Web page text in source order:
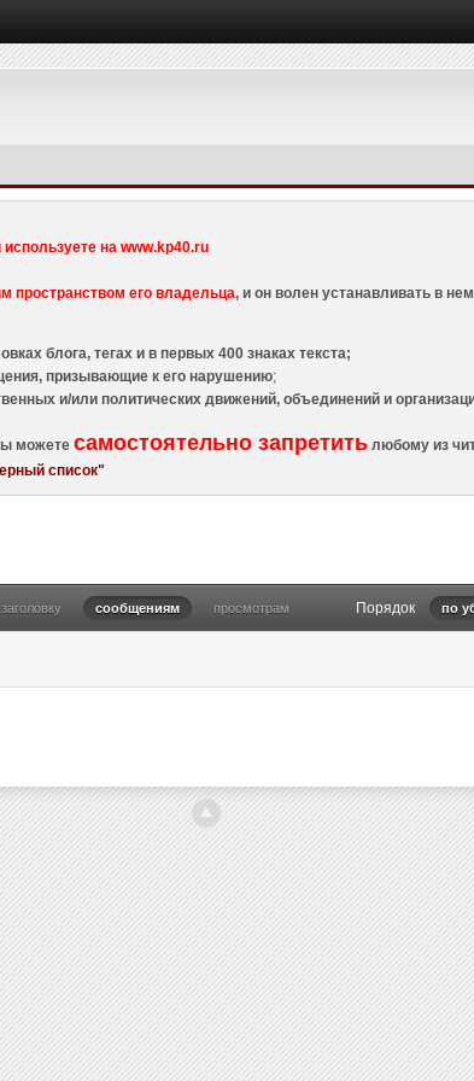
на www.kp40.ru
пространством его владельца, и он волен устанавливать в
блога, тегах и в первых 400 знаках текста;
призывающие к его нарушению;
и/или политических движений, объединений и
можетесамостоятельно запретить любому из
список"
заголовку сообщениям просмотрам Порядок по